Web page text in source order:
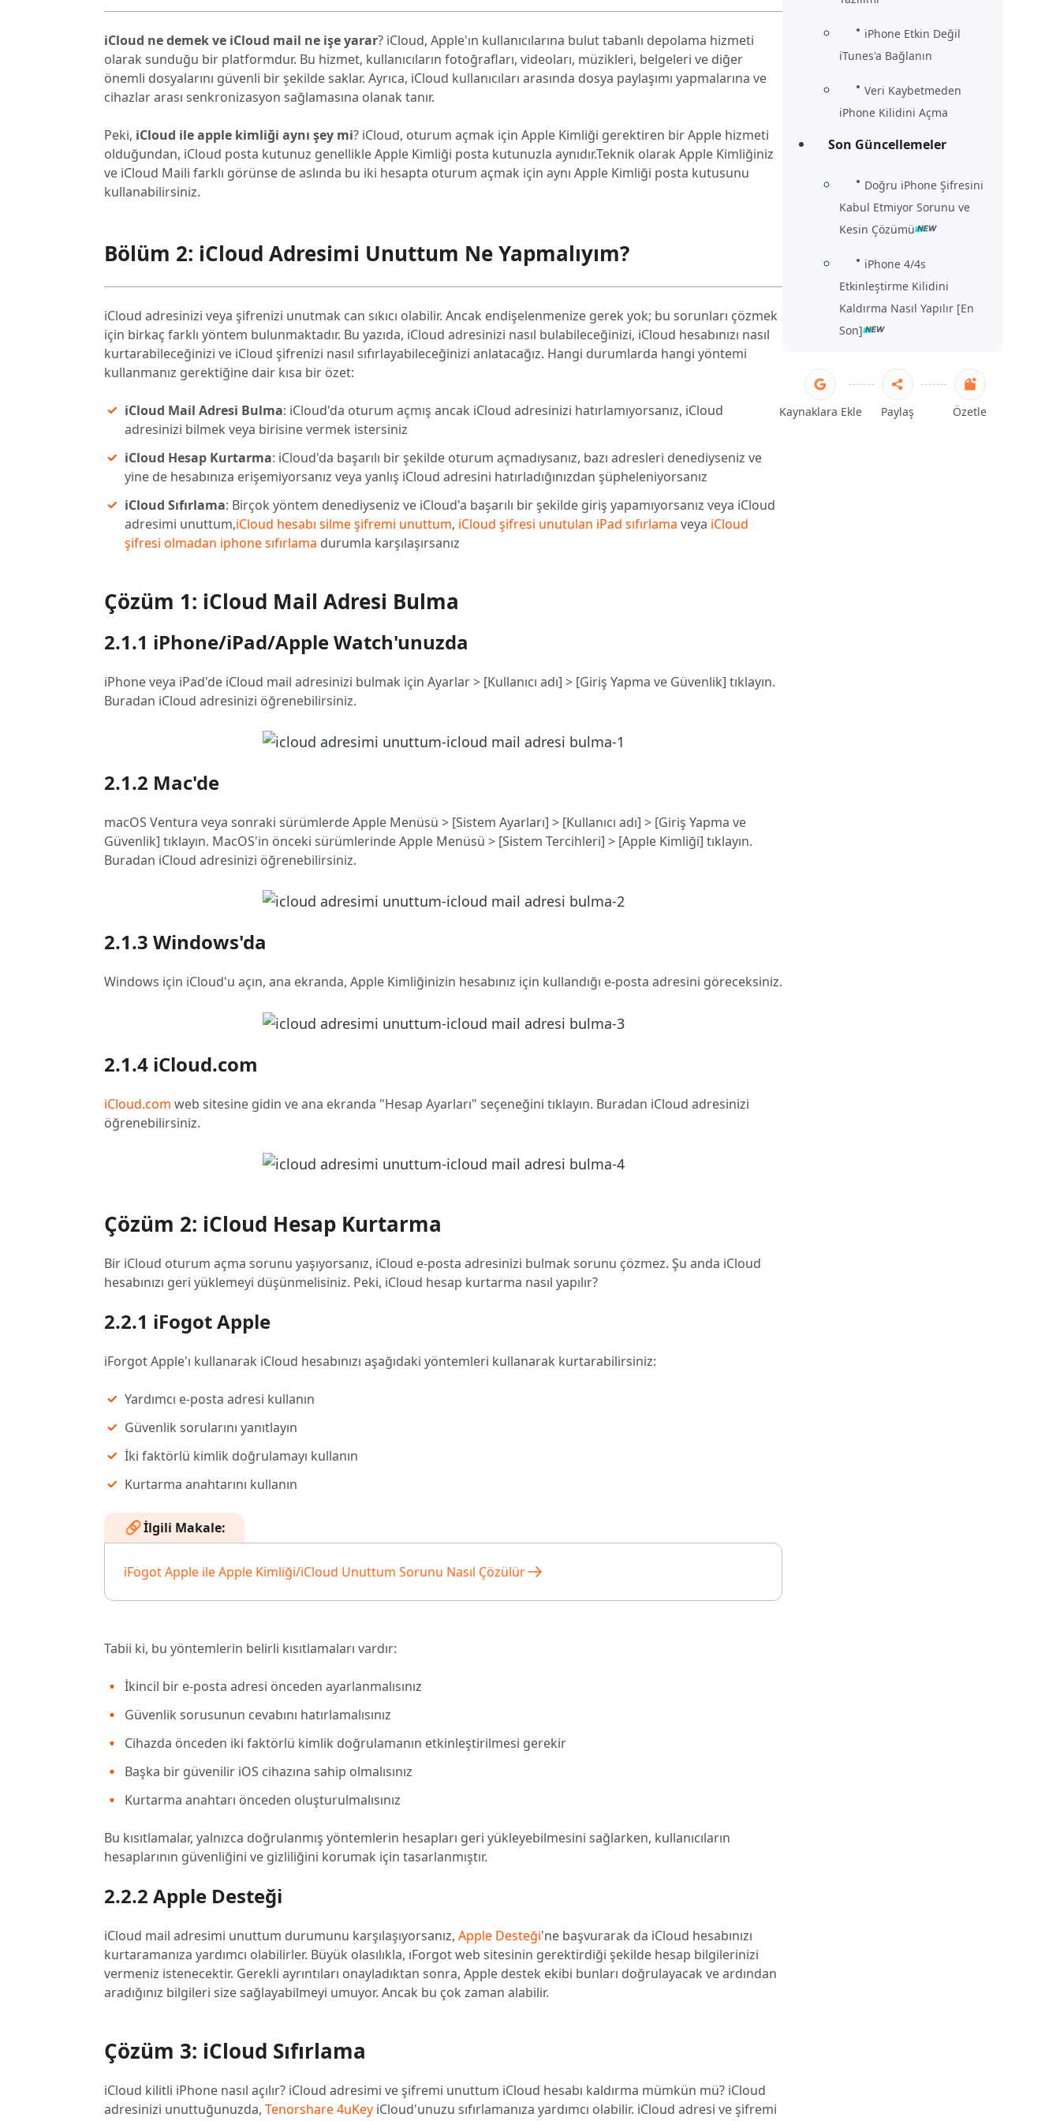
iPhone Etkin Değil
iTunes'a Bağlanın
Veri Kaybetmeden
iPhone Kilidini Açma
Son Güncellemeler
Doğru iPhone Şifresini
Kabul Etmiyor Sorunu ve
Kesin Çözümü
iPhone 4/4s
Etkinleştirme Kilidini
Kaldırma Nasıl Yapılır [En
Son]
Kaynaklara Ekle Paylaş Özetle
iCloud ne demek ve iCloud mail ne işe yarar? iCloud, Apple'ın kullanıcılarına bulut tabanlı depolama hizmeti
olarak sunduğu bir platformdur. Bu hizmet, kullanıcıların fotoğrafları, videoları, müzikleri, belgeleri ve diğer
önemli dosyalarını güvenli bir şekilde saklar. Ayrıca, iCloud kullanıcıları arasında dosya paylaşımı yapmalarına ve
cihazlar arası senkronizasyon sağlamasına olanak tanır.
Peki, iCloud ile apple kimliği aynı şey mi? iCloud, oturum açmak için Apple Kimliği gerektiren bir Apple hizmeti
olduğundan, iCloud posta kutunuz genellikle Apple Kimliği posta kutunuzla aynıdır.Teknik olarak Apple Kimliğiniz
ve iCloud Maili farklı görünse de aslında bu iki hesapta oturum açmak için aynı Apple Kimliği posta kutusunu
kullanabilirsiniz.
Bölüm 2: iCloud Adresimi Unuttum Ne Yapmalıyım?
iCloud adresinizi veya şifrenizi unutmak can sıkıcı olabilir. Ancak endişelenmenize gerek yok; bu sorunları çözmek
için birkaç farklı yöntem bulunmaktadır. Bu yazıda, iCloud adresinizi nasıl bulabileceğinizi, iCloud hesabınızı nasıl
kurtarabileceğinizi ve iCloud şifrenizi nasıl sıfırlayabileceğinizi anlatacağız. Hangi durumlarda hangi yöntemi
kullanmanız gerektiğine dair kısa bir özet:
iCloud Mail Adresi Bulma: iCloud'da oturum açmış ancak iCloud adresinizi hatırlamıyorsanız, iCloud
adresinizi bilmek veya birisine vermek istersiniz
iCloud Hesap Kurtarma: iCloud'da başarılı bir şekilde oturum açmadıysanız, bazı adresleri denediyseniz ve
yine de hesabınıza erişemiyorsanız veya yanlış iCloud adresini hatırladığınızdan şüpheleniyorsanız
iCloud Sıfırlama: Birçok yöntem denediyseniz ve iCloud'a başarılı bir şekilde giriş yapamıyorsanız veya iCloud
adresimi unuttum,iCloud hesabı silme şifremi unuttum, iCloud şifresi unutulan iPad sıfırlama veya iCloud
şifresi olmadan iphone sıfırlama durumla karşılaşırsanız
Çözüm 1: iCloud Mail Adresi Bulma
2.1.1 iPhone/iPad/Apple Watch'unuzda
iPhone veya iPad'de iCloud mail adresinizi bulmak için Ayarlar > [Kullanıcı adı] > [Giriş Yapma ve Güvenlik] tıklayın.
Buradan iCloud adresinizi öğrenebilirsiniz.
2.1.2 Mac'de
macOS Ventura veya sonraki sürümlerde Apple Menüsü > [Sistem Ayarları] > [Kullanıcı adı] > [Giriş Yapma ve
Güvenlik] tıklayın. MacOS'in önceki sürümlerinde Apple Menüsü > [Sistem Tercihleri] > [Apple Kimliği] tıklayın.
Buradan iCloud adresinizi öğrenebilirsiniz.
2.1.3 Windows'da
Windows için iCloud'u açın, ana ekranda, Apple Kimliğinizin hesabınız için kullandığı e-posta adresini göreceksiniz.
2.1.4 iCloud.com
iCloud.com web sitesine gidin ve ana ekranda "Hesap Ayarları" seçeneğini tıklayın. Buradan iCloud adresinizi
öğrenebilirsiniz.
Çözüm 2: iCloud Hesap Kurtarma
Bir iCloud oturum açma sorunu yaşıyorsanız, iCloud e-posta adresinizi bulmak sorunu çözmez. Şu anda iCloud
hesabınızı geri yüklemeyi düşünmelisiniz. Peki, iCloud hesap kurtarma nasıl yapılır?
2.2.1 iFogot Apple
iForgot Apple'ı kullanarak iCloud hesabınızı aşağıdaki yöntemleri kullanarak kurtarabilirsiniz:
Yardımcı e-posta adresi kullanın
Güvenlik sorularını yanıtlayın
İki faktörlü kimlik doğrulamayı kullanın
Kurtarma anahtarını kullanın
İlgili Makale:
iFogot Apple ile Apple Kimliği/iCloud Unuttum Sorunu Nasıl Çözülür
Tabii ki, bu yöntemlerin belirli kısıtlamaları vardır:
İkincil bir e-posta adresi önceden ayarlanmalısınız
Güvenlik sorusunun cevabını hatırlamalısınız
Cihazda önceden iki faktörlü kimlik doğrulamanın etkinleştirilmesi gerekir
Başka bir güvenilir iOS cihazına sahip olmalısınız
Kurtarma anahtarı önceden oluşturulmalısınız
Bu kısıtlamalar, yalnızca doğrulanmış yöntemlerin hesapları geri yükleyebilmesini sağlarken, kullanıcıların
hesaplarının güvenliğini ve gizliliğini korumak için tasarlanmıştır.
2.2.2 Apple Desteği
iCloud mail adresimi unuttum durumunu karşılaşıyorsanız, Apple Desteği'ne başvurarak da iCloud hesabınızı
kurtaramanıza yardımcı olabilirler. Büyük olasılıkla, ıForgot web sitesinin gerektirdiği şekilde hesap bilgilerinizi
vermeniz istenecektir. Gerekli ayrıntıları onayladıktan sonra, Apple destek ekibi bunları doğrulayacak ve ardından
aradığınız bilgileri size sağlayabilmeyi umuyor. Ancak bu çok zaman alabilir.
Çözüm 3: iCloud Sıfırlama
iCloud kilitli iPhone nasıl açılır? iCloud adresimi ve şifremi unuttum iCloud hesabı kaldırma mümkün mü? iCloud
adresinizi unuttuğunuzda, Tenorshare 4uKey iCloud'unuzu sıfırlamanıza yardımcı olabilir. iCloud adresi ve şifremi